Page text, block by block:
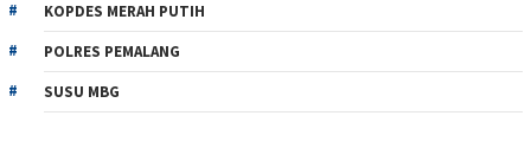
KOPDES MERAH PUTIH
POLRES PEMALANG
SUSU MBG